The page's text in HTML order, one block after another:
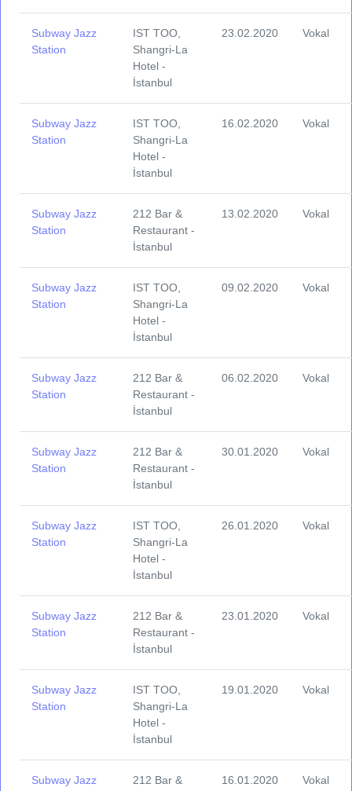
Subway Jazz
Station
IST TOO,
Shangri-La
Hotel -
İstanbul
23.02.2020 Vokal
Subway Jazz
Station
IST TOO,
Shangri-La
Hotel -
İstanbul
16.02.2020 Vokal
Subway Jazz
Station
212 Bar &
Restaurant -
İstanbul
13.02.2020 Vokal
Subway Jazz
Station
IST TOO,
Shangri-La
Hotel -
İstanbul
09.02.2020 Vokal
Subway Jazz
Station
212 Bar &
Restaurant -
İstanbul
06.02.2020 Vokal
Subway Jazz
Station
212 Bar &
Restaurant -
İstanbul
30.01.2020 Vokal
Subway Jazz
Station
IST TOO,
Shangri-La
Hotel -
İstanbul
26.01.2020 Vokal
Subway Jazz
Station
212 Bar &
Restaurant -
İstanbul
23.01.2020 Vokal
Subway Jazz
Station
IST TOO,
Shangri-La
Hotel -
İstanbul
19.01.2020 Vokal
Subway Jazz
212 Bar &
16.01.2020 Vokal